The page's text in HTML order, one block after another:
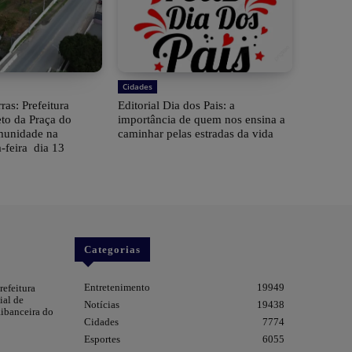
Prefeitura
da Praça do
na
feira dia 13
Cidades
Editorial Dia dos Pais: a
importância de quem nos ensina a
caminhar pelas estradas da vida
de
do
Categorias
Entretenimento
19949
Notícias
19438
Cidades
7774
Esportes
6055